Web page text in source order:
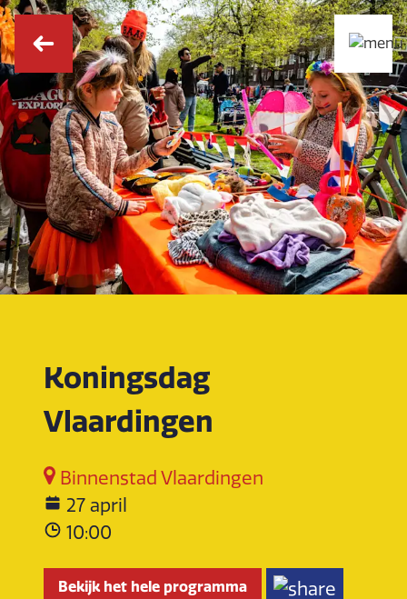
Koningsdag
Vlaardingen
Binnenstad Vlaardingen
27 april
10:00
Bekijk het hele programma